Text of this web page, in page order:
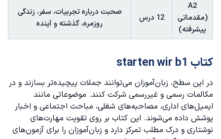
A2
(مقدماتی
پیشرفته)
12 درس
صحبت درباره تجربیات، سفر، زندگی
روزمره، گذشته و آینده
کتاب starten wir b1
در این سطح، زبان‌آموزان می‌توانند جملات پیچیده‌تر بسازند و در
مکالمات رسمی و غیررسمی شرکت کنند. موضوعاتی مانند
ایمیل‌های اداری، مصاحبه‌های شغلی، مباحث اجتماعی و اخبار
پوشش داده می‌شوند. این کتاب بر روی تقویت مهارت‌های
نوشتاری و درک مطلب تمرکز دارد و زبان‌آموزان را برای آزمون‌های